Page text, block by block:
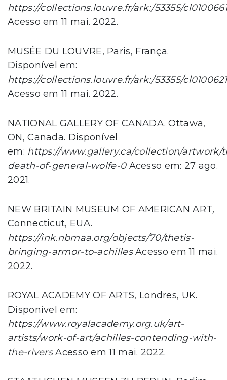
https://collections.louvre.fr/ark:/53355/
Acesso em 11 mai. 2022.
MUSÉE DU LOUVRE, Paris, França.
Disponível em:
https://collections.louvre.fr/ark:/53355/
Acesso em 11 mai. 2022.
NATIONAL GALLERY OF CANADA. Ottawa,
ON, Canada. Disponível
em: https://www.gallery.ca/collection/artwork/
death-of-general-wolfe-0Acesso em: 27 ago.
2021.
NEW BRITAIN MUSEUM OF AMERICAN ART,
Connecticut, EUA.
https://ink.nbmaa.org/objects/70/thetis-
bringing-armor-to-achillesAcesso em 11 mai.
2022.
ROYAL ACADEMY OF ARTS, Londres, UK.
Disponível em:
https://www.royalacademy.org.uk/art-
artists/work-of-art/achilles-contending-with-
the-riversAcesso em 11 mai. 2022.